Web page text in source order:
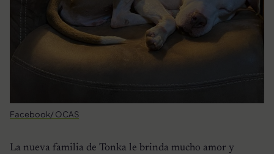
Facebook/ OCAS
La nueva familia de Tonka le brinda mucho amor y